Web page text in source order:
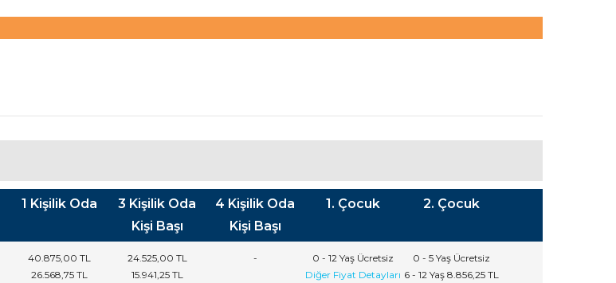
1 Kişilik Oda
3 Kişilik Oda
Kişi Başı
4 Kişilik Oda
Kişi Başı
1. Çocuk 2. Çocuk
40.875,00 TL
26.568,75TL
24.525,00 TL
15.941,25TL
- 0 - 12 Yaş Ücretsiz
Diğer Fiyat Detayları
0 - 5 Yaş Ücretsiz
6 - 12 Yaş 8.856,25TL